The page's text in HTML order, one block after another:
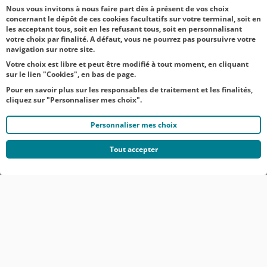
Nous vous invitons à nous faire part dès à présent de vos choix
concernant le dépôt de ces cookies facultatifs sur votre terminal, soit en
les acceptant tous, soit en les refusant tous, soit en personnalisant
votre choix par finalité. A défaut, vous ne pourrez pas poursuivre votre
navigation sur notre site.
Votre choix est libre et peut être modifié à tout moment, en cliquant
sur le lien "Cookies", en bas de page.
Pour en savoir plus sur les responsables de traitement et les finalités,
cliquez sur "Personnaliser mes choix".
Personnaliser mes choix
Tout accepter